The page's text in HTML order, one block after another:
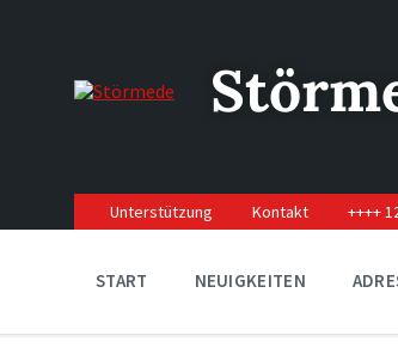
navigation
Unterstützung Kontakt ++++
START NEUIGKEITEN